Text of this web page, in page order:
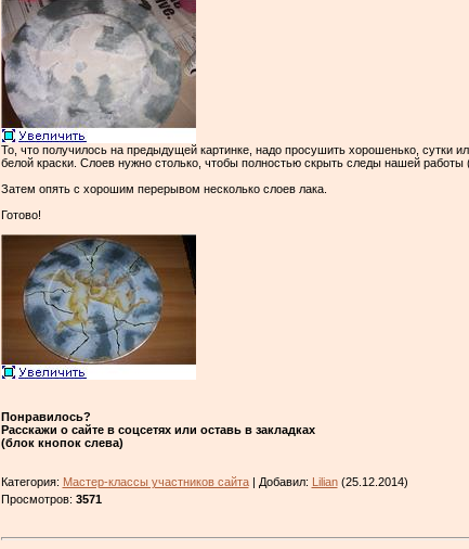
То, что получилось на предыдущей картинке, надо просушить хорошенько, сутки
белой краски. Слоев нужно столько, чтобы полностью скрыть следы нашей работы
Затем опять с хорошим перерывом несколько слоев лака.
Готово!
Понравилось?
Расскажи о сайте в соцсетях или оставь в закладках
(блок кнопок слева)
Категория: Мастер-классы участников сайта| Добавил: Lilian(25.12.2014)
Просмотров: 3571